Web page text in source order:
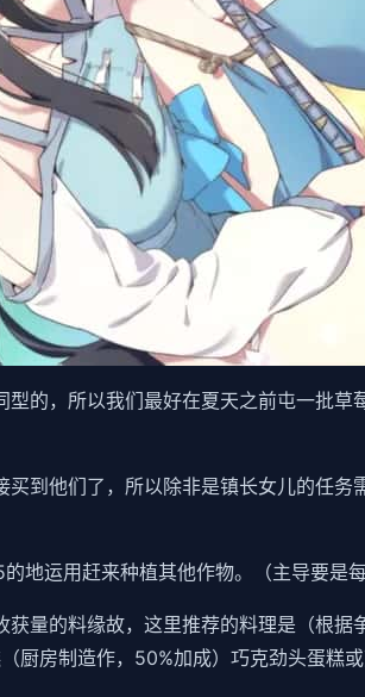
的，所以我们最好在夏天之前屯一批
到他们了，所以除非是镇长女儿的任
地运用赶来种植其他作物。（主导要是
量的料缘故，这里推荐的料理是（根
厨房制造作，50%加成）巧克劲头蛋糕